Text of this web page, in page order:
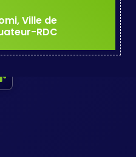
Ville de
RDC